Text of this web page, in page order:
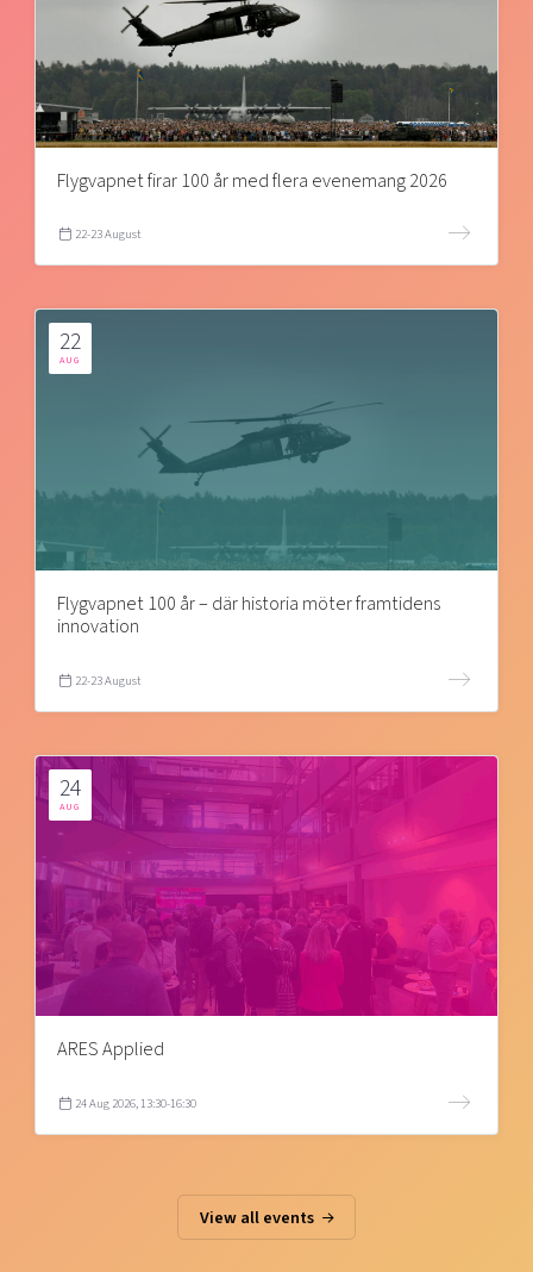
Flygvapnet firar 100 år med flera evenemang 2026
22-23 August
22
AUG
Flygvapnet 100 år – där historia möter framtidens
innovation
22-23 August
24
AUG
ARES Applied
24 Aug 2026, 13:30-16:30
View all events